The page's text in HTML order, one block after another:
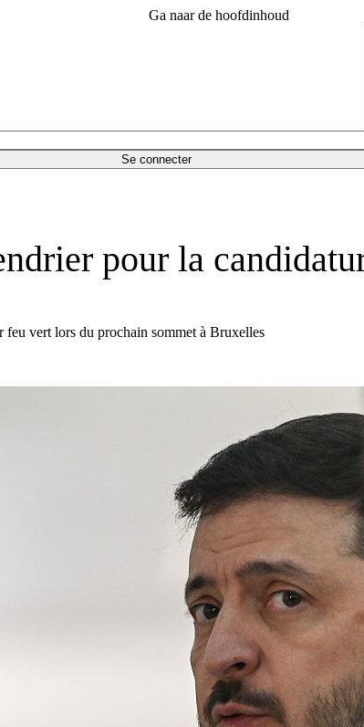
Ga naar de hoofdinhoud
Se connecter
pour la
feu vert lors du prochain sommet à Bruxelles